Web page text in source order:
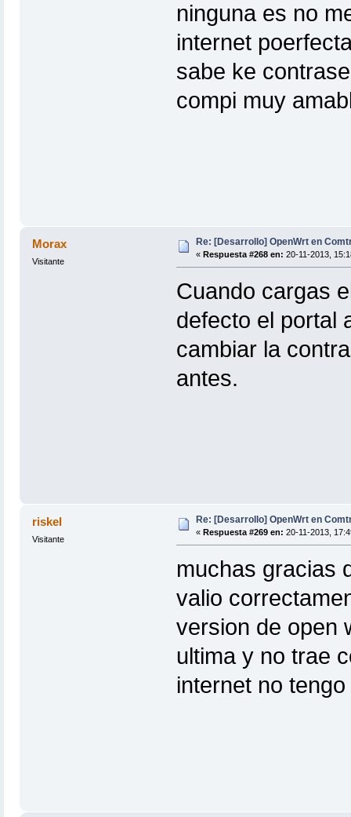
ninguna es no
internet
sabe ke
compi muy
Morax
Visitante
Re: [Desarrollo] OpenWrt en
« Respuesta #268 en: 20-11-2013,
Cuando cargas
defecto el portal
cambiar la
antes.
riskel
Visitante
Re: [Desarrollo] OpenWrt en
« Respuesta #269 en: 20-11-2013,
muchas gracias
valio
version de open
ultima y no trae
internet no